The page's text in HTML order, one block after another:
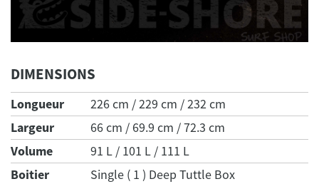
DIMENSIONS
Longueur
226 cm / 229 cm / 232 cm
Largeur
66 cm / 69.9 cm / 72.3 cm
Volume
91 L / 101 L / 111 L
Boitier
Single ( 1 ) Deep Tuttle Box